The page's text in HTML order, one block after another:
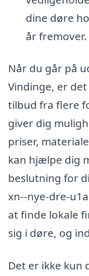
dine døre
år fremover.
Når du går på
Vindinge, er
tilbud fra flere
giver dig
priser,
kan hjælpe dig
beslutning for
xn--nye-dre-
at finde lokale
sig i døre, og
Det er ikke kun